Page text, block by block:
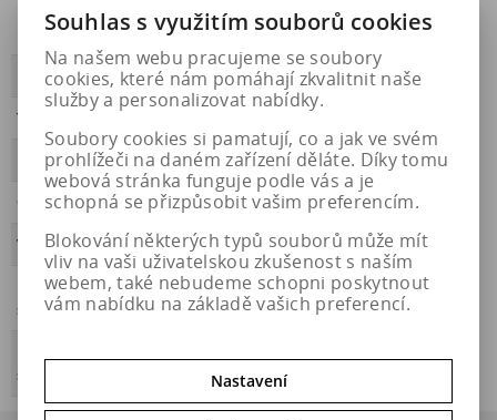
Přilnavost na
ledu
PŘILNAVOST B
Třída hluku
HLUČNOST 70
OBDOBÍ letní
VALIVÝ ODPOR A
Přilnavost na
sněhu
NE
štítek
Souhlas s využitím souborů cookies
Na našem webu pracujeme se soubory
cookies, které nám pomáhají zkvalitnit naše
služby a personalizovat nabídky.
Soubory cookies si pamatují, co a jak ve svém
prohlížeči na daném zařízení děláte. Díky tomu
webová stránka funguje podle vás a je
schopná se přizpůsobit vašim preferencím.
Blokování některých typů souborů může mít
vliv na vaši uživatelskou zkušenost s naším
webem, také nebudeme schopni poskytnout
vám nabídku na základě vašich preferencí.
Nastavení